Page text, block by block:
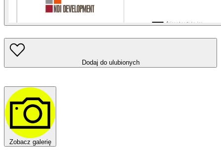
Dodaj do ulubionych
Zobacz galerię